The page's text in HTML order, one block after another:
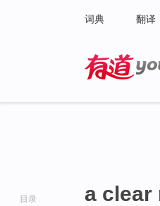
词典 翻译
目录 a clear